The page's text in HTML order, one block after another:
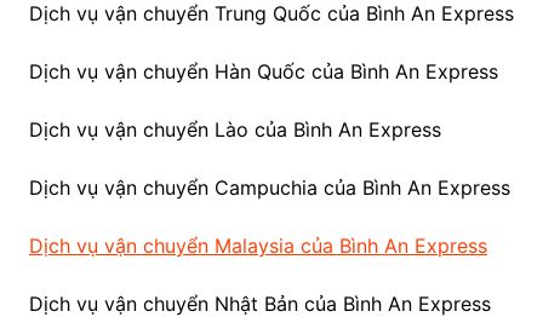
Dịch vụ vận chuyển Trung Quốc của Bình An Express
Dịch vụ vận chuyển Hàn Quốc của Bình An Express
Dịch vụ vận chuyển Lào của Bình An Express
Dịch vụ vận chuyển Campuchia của Bình An Express
Dịch vụ vận chuyển Malaysia của Bình An Express
Dịch vụ vận chuyển Nhật Bản của Bình An Express